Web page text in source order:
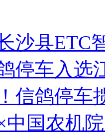
沙县ETC
停车入选
信鸽停车
国农机